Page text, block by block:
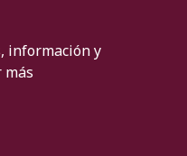
información y
más